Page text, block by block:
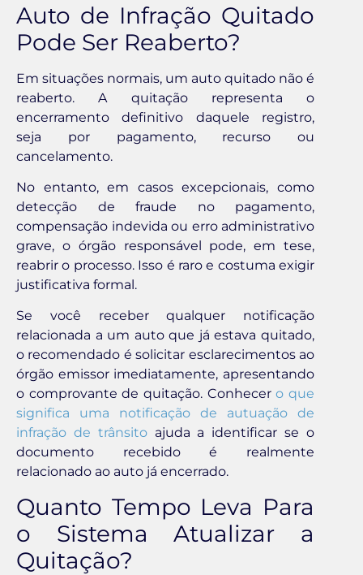
Auto de Infração Quitado
Pode Ser Reaberto?
Em situações normais, um auto quitado não é
reaberto. A quitação representa o
encerramento definitivo daquele registro,
seja por pagamento, recurso ou
cancelamento.
No entanto, em casos excepcionais, como
detecção de fraude no pagamento,
compensação indevida ou erro administrativo
grave, o órgão responsável pode, em tese,
reabrir o processo. Isso é raro e costuma exigir
justificativa formal.
Se você receber qualquer notificação
relacionada a um auto que já estava quitado,
o recomendado é solicitar esclarecimentos ao
órgão emissor imediatamente, apresentando
o comprovante de quitação. Conhecero que
significa uma notificação de autuação de
infração de trânsitoajuda a identificar se o
documento recebido é realmente
relacionado ao auto já encerrado.
Quanto Tempo Leva Para
o Sistema Atualizar a
Quitação?